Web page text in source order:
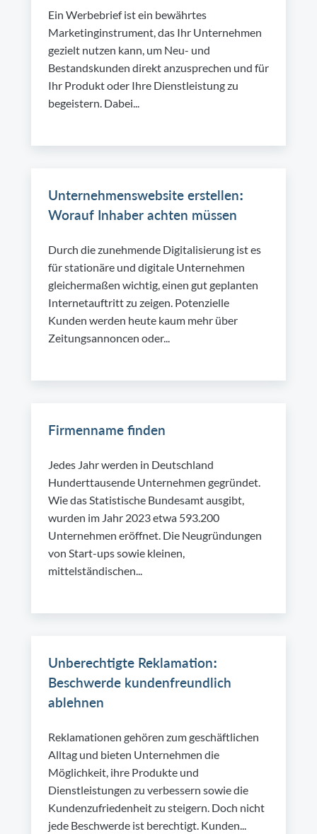
Ein Werbebrief ist ein bewährtes
Marketinginstrument, das Ihr Unternehmen
gezielt nutzen kann, um Neu- und
Bestandskunden direkt anzusprechen und für
Ihr Produkt oder Ihre Dienstleistung zu
begeistern. Dabei...
Unternehmenswebsite erstellen:
Worauf Inhaber achten müssen
Durch die zunehmende Digitalisierung ist es
für stationäre und digitale Unternehmen
gleichermaßen wichtig, einen gut geplanten
Internetauftritt zu zeigen. Potenzielle
Kunden werden heute kaum mehr über
Zeitungsannoncen oder...
Firmenname finden
Jedes Jahr werden in Deutschland
Hunderttausende Unternehmen gegründet.
Wie das Statistische Bundesamt ausgibt,
wurden im Jahr 2023 etwa 593.200
Unternehmen eröffnet. Die Neugründungen
von Start-ups sowie kleinen,
mittelständischen...
Unberechtigte Reklamation:
Beschwerde kundenfreundlich
ablehnen
Reklamationen gehören zum geschäftlichen
Alltag und bieten Unternehmen die
Möglichkeit, ihre Produkte und
Dienstleistungen zu verbessern sowie die
Kundenzufriedenheit zu steigern. Doch nicht
jede Beschwerde ist berechtigt. Kunden...